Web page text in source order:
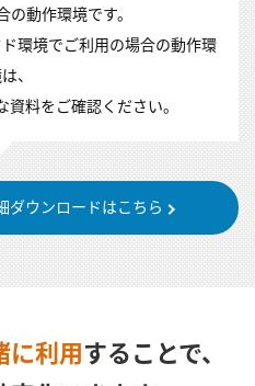
の動作環境です。
環境でご利用の場合の動作環
、
資料をご確認ください。
ダウンロードはこちら
に利用 することで、